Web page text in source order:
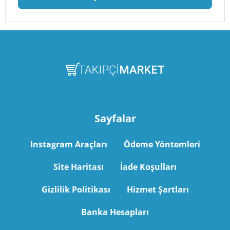
Sayfalar
Instagram Araçları
Ödeme Yöntemleri
Site Haritası
İade Koşulları
Gizlilik Politikası
Hizmet Şartları
Banka Hesapları